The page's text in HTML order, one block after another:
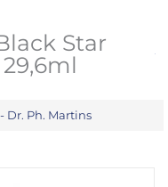
Star
Dr. Ph. Martins